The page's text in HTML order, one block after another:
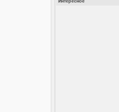
Интересное